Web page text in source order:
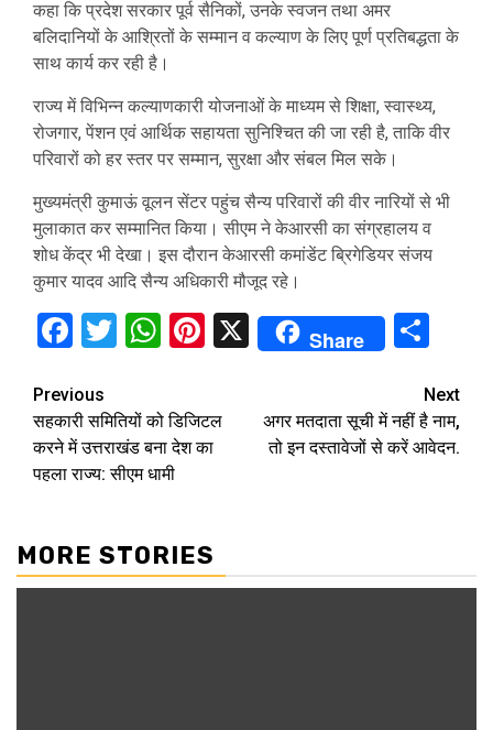
कहा कि प्रदेश सरकार पूर्व सैनिकों, उनके स्वजन तथा अमर
बलिदानियों के आश्रितों के सम्मान व कल्याण के लिए पूर्ण प्रतिबद्धता के
साथ कार्य कर रही है।
राज्य में विभिन्न कल्याणकारी योजनाओं के माध्यम से शिक्षा, स्वास्थ्य,
रोजगार, पेंशन एवं आर्थिक सहायता सुनिश्चित की जा रही है, ताकि वीर
परिवारों को हर स्तर पर सम्मान, सुरक्षा और संबल मिल सके।
मुख्यमंत्री कुमाऊं वूलन सेंटर पहुंच सैन्य परिवारों की वीर नारियों से भी
मुलाकात कर सम्मानित किया। सीएम ने केआरसी का संग्रहालय व
शोध केंद्र भी देखा। इस दौरान केआरसी कमांडेंट ब्रिगेडियर संजय
कुमार यादव आदि सैन्य अधिकारी मौजूद रहे।
Facebook
Twitter
WhatsApp
Pinterest
X Share
Continue
Reading
Previous
सहकारी समितियों को डिजिटल
करने में उत्तराखंड बना देश का
पहला राज्य: सीएम धामी
Next
अगर मतदाता सूची में नहीं है नाम,
तो इन दस्तावेजों से करें आवेदन.
MORE STORIES